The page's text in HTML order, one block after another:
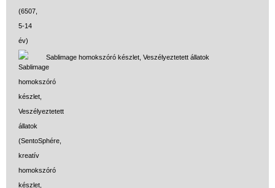
Sablimage homokszóró készlet, Veszélyeztetett állatok